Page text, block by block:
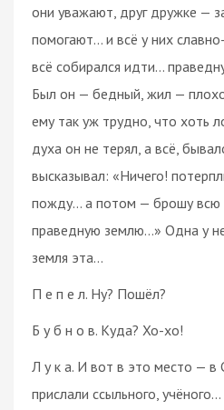
они уважают, друг дружке —
помогают… и всё у них
всё собирался идти…
Был он — бедный, жил —
ему так уж трудно, что хоть
духа он не терял, а всё,
высказывал: «Ничего!
пожду… а потом — брошу всю
праведную землю…» Одна у
земля эта…
П е п е л. Ну? Пошёл?
Б у б н о в. Куда? Хо-хо!
Л у к а. И вот в это место —
прислали ссыльного,